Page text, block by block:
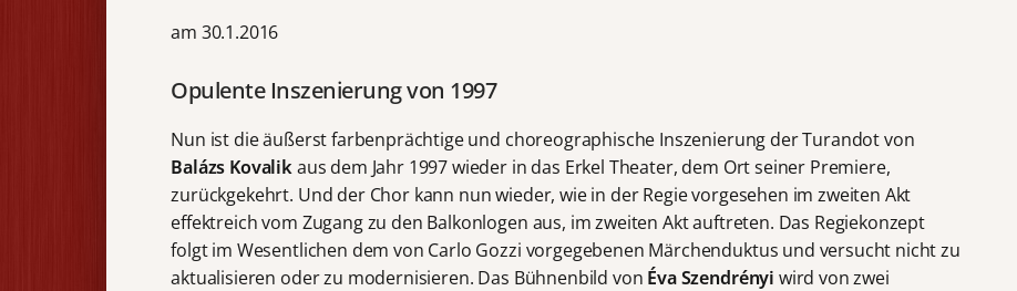
am 30.1.2016
Opulente Inszenierung von 1997
Nun ist die äußerst farbenprächtige und choreographische Inszenierung der Turandot von
Balázs Kovalikaus dem Jahr 1997 wieder in das Erkel Theater, dem Ort seiner Premiere,
zurückgekehrt. Und der Chor kann nun wieder, wie in der Regie vorgesehen im zweiten Akt
effektreich vom Zugang zu den Balkonlogen aus, im zweiten Akt auftreten. Das Regiekonzept
folgt im Wesentlichen dem von Carlo Gozzi vorgegebenen Märchenduktus und versucht nicht zu
aktualisieren oder zu modernisieren. Das Bühnenbild von Éva Szendrényi wird von zwei